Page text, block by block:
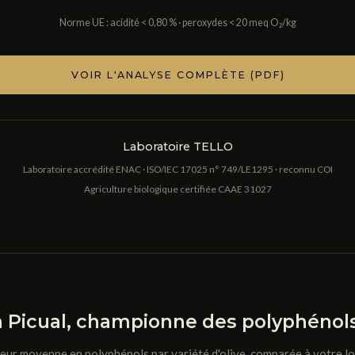
Norme UE : acidité < 0,80 % · peroxydes < 20 meq O₂/kg
VOIR L'ANALYSE COMPLÈTE (PDF)
Laboratoire TELLO
Laboratoire accrédité ENAC · ISO/IEC 17025 n° 749/LE1295 · reconnu COI
Agriculture biologique certifiée CAAE 31027
Picual, championne des